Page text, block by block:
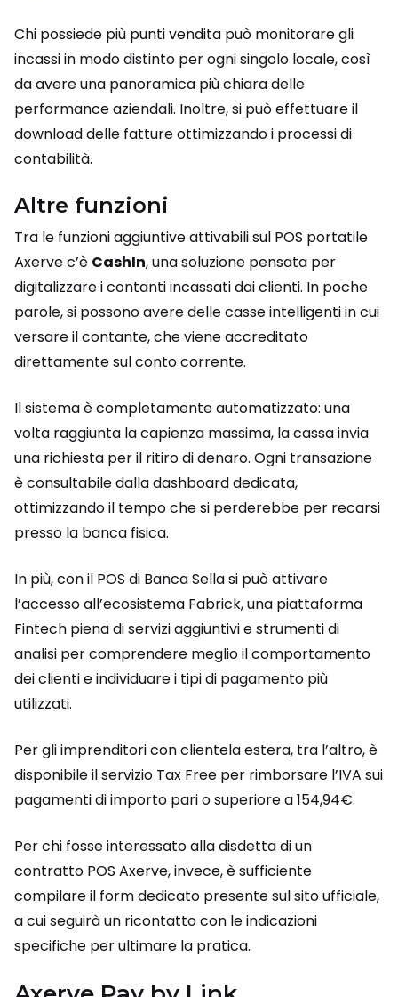
Chi possiede più punti vendita può monitorare gli
incassi in modo distinto per ogni singolo locale, così
da avere una panoramica più chiara delle
performance aziendali. Inoltre, si può effettuare il
download delle fatture ottimizzando i processi di
contabilità.
Altre funzioni
Tra le funzioni aggiuntive attivabili sul POS portatile
Axerve c’è CashIn, una soluzione pensata per
digitalizzare i contanti incassati dai clienti. In poche
parole, si possono avere delle casse intelligenti in cui
versare il contante, che viene accreditato
direttamente sul conto corrente.
Il sistema è completamente automatizzato: una
volta raggiunta la capienza massima, la cassa invia
una richiesta per il ritiro di denaro. Ogni transazione
è consultabile dalla dashboard dedicata,
ottimizzando il tempo che si perderebbe per recarsi
presso la banca fisica.
In più, con il POS di Banca Sella si può attivare
l’accesso all’ecosistema Fabrick, una piattaforma
Fintech piena di servizi aggiuntivi e strumenti di
analisi per comprendere meglio il comportamento
dei clienti e individuare i tipi di pagamento più
utilizzati.
Per gli imprenditori con clientela estera, tra l’altro, è
disponibile il servizio Tax Free per rimborsare l’IVA sui
pagamenti di importo pari o superiore a 154,94€.
Per chi fosse interessato alla disdetta di un
contratto POS Axerve, invece, è sufficiente
compilare il form dedicato presente sul sito ufficiale,
a cui seguirà un ricontatto con le indicazioni
specifiche per ultimare la pratica.